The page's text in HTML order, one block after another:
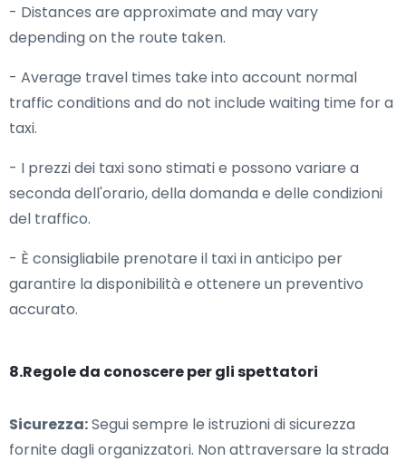
- Distances are approximate and may vary
depending on the route taken.
- Average travel times take into account normal
traffic conditions and do not include waiting time for a
taxi.
- I prezzi dei taxi sono stimati e possono variare a
seconda dell'orario, della domanda e delle condizioni
del traffico.
- È consigliabile prenotare il taxi in anticipo per
garantire la disponibilità e ottenere un preventivo
accurato.
8.Regole da conoscere per gli spettatori
Sicurezza:Segui sempre le istruzioni di sicurezza
fornite dagli organizzatori. Non attraversare la strada